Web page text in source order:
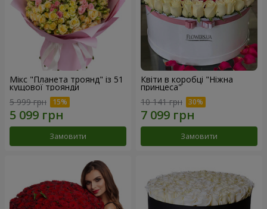
Мікс "Планета троянд" із 51
кущової троянди
5 999 грн
Замовити
Квіти в коробці "Ніжна
принцеса"
10 141 грн
Замовити